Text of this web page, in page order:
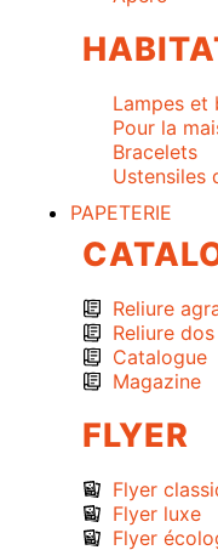
Lampes et
Pour la
Bracelets
Ustensiles
PAPETERIE
Reliure
Reliure
Catalogue
Magazine
FLYER
Flyer
Flyer luxe
Flyer